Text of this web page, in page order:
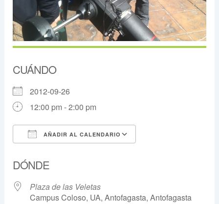
CUÁNDO
2012-09-26
12:00 pm - 2:00 pm
AÑADIR AL CALENDARIO
DÓNDE
Plaza de las Veletas
Campus Coloso, UA, Antofagasta, Antofagasta